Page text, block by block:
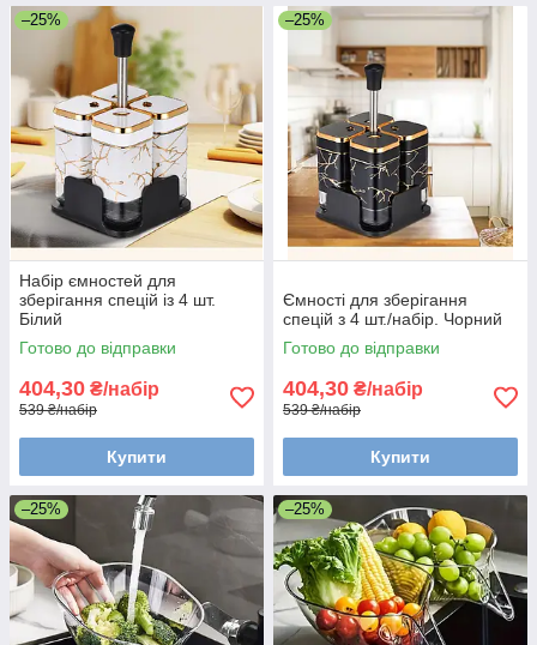
–25%
Набір ємностей для
зберігання спецій із 4 шт.
Білий
Готово до відправки
404,30 ₴/набір
539 ₴/набір
Купити
–25%
Ємності для зберігання
спецій з 4 шт./набір. Чорний
Готово до відправки
404,30 ₴/набір
539 ₴/набір
Купити
–25% –25%